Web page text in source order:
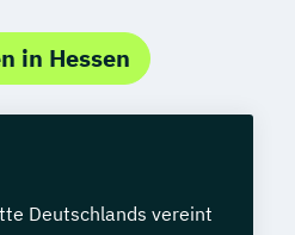
in Hessen
Deutschlands vereint